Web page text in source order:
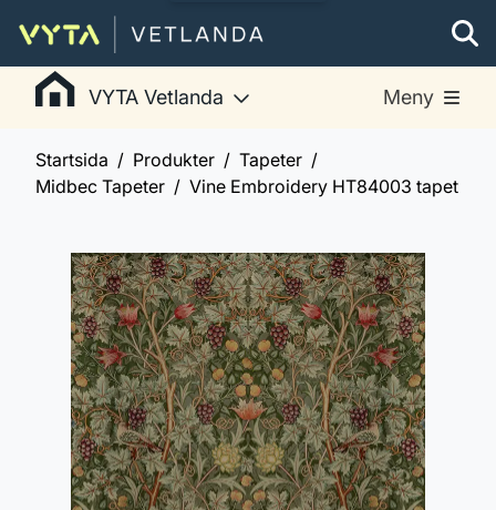
VYTA Vetlanda Meny
Startsida Produkter
Tapeter
Midbec Tapeter
Vine Embroidery HT84003 tapet